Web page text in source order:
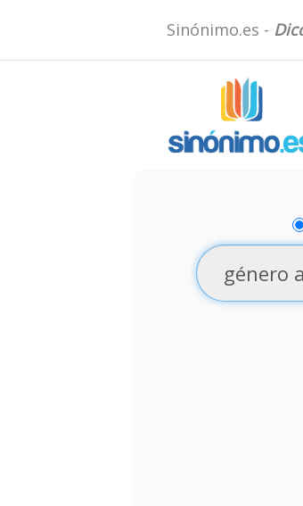
Sinónimo.es -